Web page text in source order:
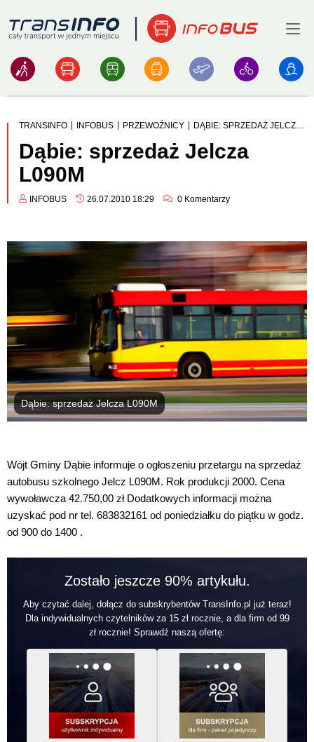
Logo Menu
TRANSINFO INFOBUS PRZEWOŹNICY DĄBIE: SPRZEDAŻ JELCZA L090M
Dąbie: sprzedaż Jelcza
L090M
INFOBUS 26.07.2010 18:29 0 Komentarzy
Dąbie: sprzedaż Jelcza L090M
Wójt Gminy Dąbie informuje o ogłoszeniu przetargu na sprzedaż
autobusu szkolnego Jelcz L090M. Rok produkcji 2000. Cena
wywoławcza 42.750,00 zł Dodatkowych informacji można
uzyskać pod nr tel. 683832161 od poniedziałku do piątku w godz.
od 900 do 1400 .
Zostało jeszcze 90% artykułu.
Aby czytać dalej, dołącz do subskrybentów TransInfo.pl już teraz!
Dla indywidualnych czytelników za 15 zł rocznie, a dla firm od 99
zł rocznie! Sprawdź naszą ofertę: